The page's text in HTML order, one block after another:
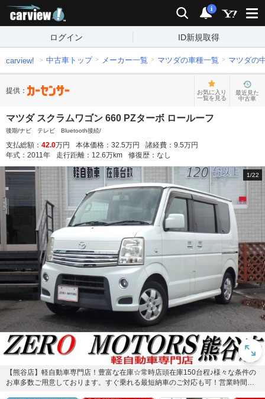
検索 通知
i
ログイン ID新規取得
carview! 中古車トップ メーカー一覧 マツダの車種一覧 マツダの
提供：
お気に入り
一覧を見る
最近見た
中古車
マツダ スクラムワゴン 660 PZターボ ロールーフ
後期/ナビ テレビ Bluetooth接続/
支払総額： 42.0万円 本体価格： 32.5万円 諸経費： 9.5万円
年式： 2011年 走行距離： 12.6万km 修復歴： なし
1/22
【熊谷店】軽自動車専門店！豊富な在庫☆常時店頭在庫150台程♪様々な条件の
お車多数ご用意しております。すぐ乗れる最短納車のご対応も可！営業時間も